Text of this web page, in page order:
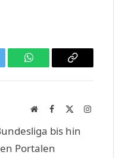
WhatsAppCopy
WebsiteFacebook
bis hin
Portalen